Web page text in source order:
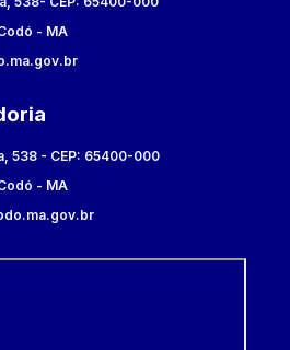
- MA
538 - CEP: 65400-000
- MA